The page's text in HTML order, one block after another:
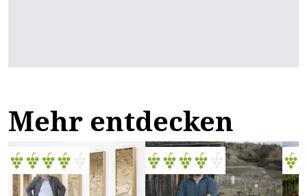
Mehr entdecken